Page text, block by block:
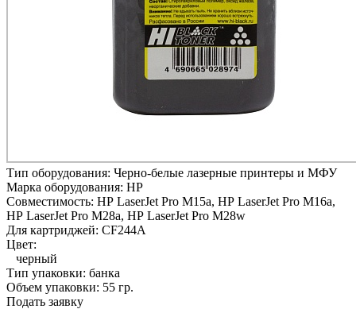
Тип оборудования: Черно-белые лазерные принтеры и МФУ
Марка оборудования: HP
Совместимость: HP LaserJet Pro M15a, HP LaserJet Pro M16a,
HP LaserJet Pro M28a, HP LaserJet Pro M28w
Для картриджей: CF244A
Цвет:
черный
Тип упаковки: банка
Объем упаковки: 55 гр.
Подать заявку